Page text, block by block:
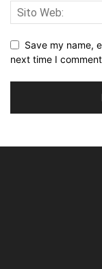
Save my name,
next time I